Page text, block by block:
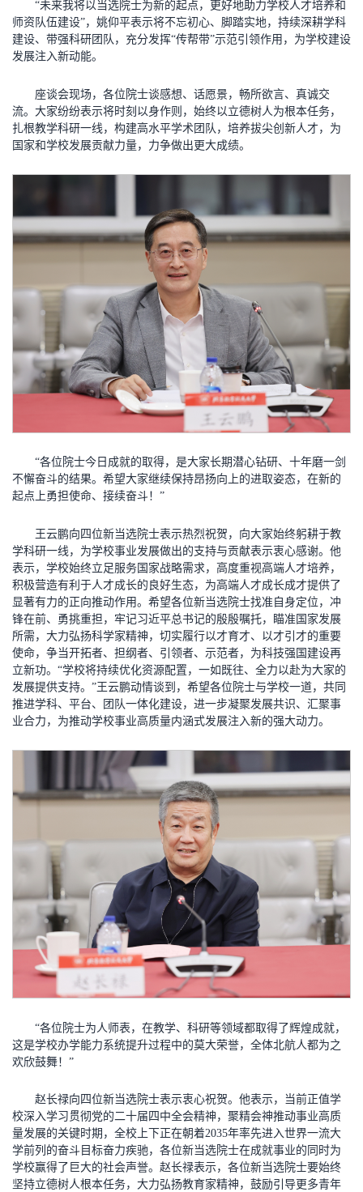
“未来我将以当选院士为新的起点，更好地助力学校人才培养和
师资队伍建设”，姚仰平表示将不忘初心、脚踏实地，持续深耕学科
建设、带强科研团队，充分发挥“传帮带”示范引领作用，为学校建设
发展注入新动能。
座谈会现场，各位院士谈感想、话愿景，畅所欲言、真诚交
流。大家纷纷表示将时刻以身作则，始终以立德树人为根本任务，
扎根教学科研一线，构建高水平学术团队，培养拔尖创新人才，为
国家和学校发展贡献力量，力争做出更大成绩。
“各位院士今日成就的取得，是大家长期潜心钻研、十年磨一剑
不懈奋斗的结果。希望大家继续保持昂扬向上的进取姿态，在新的
起点上勇担使命、接续奋斗！”
王云鹏向四位新当选院士表示热烈祝贺，向大家始终躬耕于教
学科研一线，为学校事业发展做出的支持与贡献表示衷心感谢。他
表示，学校始终立足服务国家战略需求，高度重视高端人才培养，
积极营造有利于人才成长的良好生态，为高端人才成长成才提供了
显著有力的正向推动作用。希望各位新当选院士找准自身定位，冲
锋在前、勇挑重担，牢记习近平总书记的殷殷嘱托，瞄准国家发展
所需，大力弘扬科学家精神，切实履行以才育才、以才引才的重要
使命，争当开拓者、担纲者、引领者、示范者，为科技强国建设再
立新功。“学校将持续优化资源配置，一如既往、全力以赴为大家的
发展提供支持。”王云鹏动情谈到，希望各位院士与学校一道，共同
推进学科、平台、团队一体化建设，进一步凝聚发展共识、汇聚事
业合力，为推动学校事业高质量内涵式发展注入新的强大动力。
“各位院士为人师表，在教学、科研等领域都取得了辉煌成就，
这是学校办学能力系统提升过程中的莫大荣誉，全体北航人都为之
欢欣鼓舞！”
赵长禄向四位新当选院士表示衷心祝贺。他表示，当前正值学
校深入学习贯彻党的二十届四中全会精神，聚精会神推动事业高质
量发展的关键时期，全校上下正在朝着2035年率先进入世界一流大
学前列的奋斗目标奋力疾驰，各位新当选院士在成就事业的同时为
学校赢得了巨大的社会声誉。赵长禄表示，各位新当选院士要始终
坚持立德树人根本任务，大力弘扬教育家精神，鼓励引导更多青年